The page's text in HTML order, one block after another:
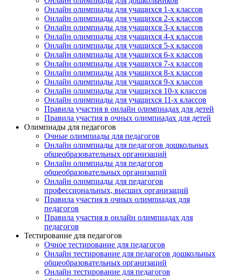
Онлайн олимпиады для учащихся 1-х классов
Онлайн олимпиады для учащихся 2-х классов
Онлайн олимпиады для учащихся 3-х классов
Онлайн олимпиады для учащихся 4-х классов
Онлайн олимпиады для учащихся 5-х классов
Онлайн олимпиады для учащихся 6-х классов
Онлайн олимпиады для учащихся 7-х классов
Онлайн олимпиады для учащихся 8-х классов
Онлайн олимпиады для учащихся 9-х классов
Онлайн олимпиады для учащихся 10-х классов
Онлайн олимпиады для учащихся 11-х классов
Правила участия в онлайн олимпиадах для детей
Правила участия в очных олимпиадах для детей
Олимпиады для педагогов
Очные олимпиады для педагогов
Онлайн олимпиады для педагогов дошкольных
общеобразовательных организаций
Онлайн олимпиады для педагогов
общеобразовательных организаций
Онлайн олимпиады для педагогов
профессиональных, высших организаций
Правила участия в очных олимпиадах для
педагогов
Правила участия в онлайн олимпиадах для
педагогов
Тестирование для педагогов
Очное тестирование для педагогов
Онлайн тестирование для педагогов дошкольных
общеобразовательных организаций
Онлайн тестирование для педагогов
Подписаться